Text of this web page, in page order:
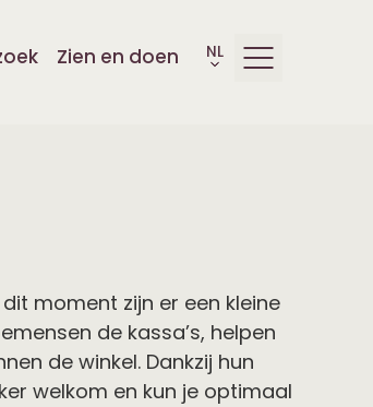
Zien en doen
moment zijn er een kleine
de kassa’s, helpen
de winkel. Dankzij hun
welkom en kun je optimaal